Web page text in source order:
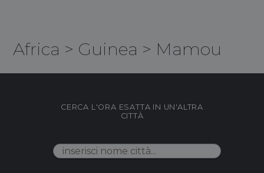
Africa > Guinea > Mamou
CERCA L'ORA ESATTA IN UN'ALTRA
CITTÀ